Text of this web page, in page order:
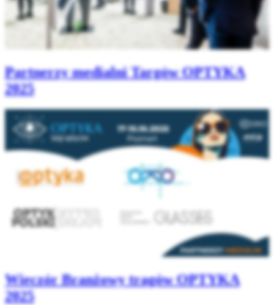
Partnerzy medialni Targów OPTYKA
2025
Wieczór Branżowy tragów OPTYKA
2025